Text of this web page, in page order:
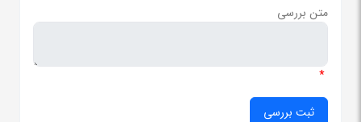
متن بررسی
*